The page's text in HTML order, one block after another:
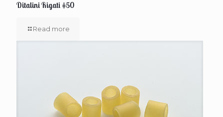
Ditalini Rigati #50
Read more